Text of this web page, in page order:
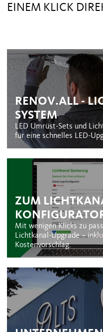
EINEM KLICK
RENOV.ALL -
SYSTEM
LED Umrüst-Sets und
für eine schnelles LED-
ZUM
Mit wenigen Klicks zu
Lichtkanal-Upgrade –
Kostenvorschlag.